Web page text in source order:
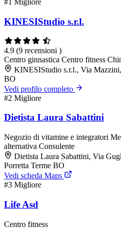
#1 Migliore
KINESIStudio s.r.l.
4.9 (9 recensioni )
Centro ginnastica Centro fitness
KINESIStudio s.r.l., Via
BO
Vedi profilo completo
#2 Migliore
Dietista Laura Sabattini
Negozio di vitamine e integratori
alternativa Consulente
Dietista Laura Sabattini, Via
Porretta Terme BO
Vedi scheda Maps
#3 Migliore
Life Asd
Centro fitness